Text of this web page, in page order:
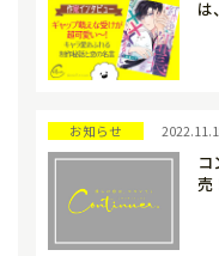
は
お知らせ
コ
売